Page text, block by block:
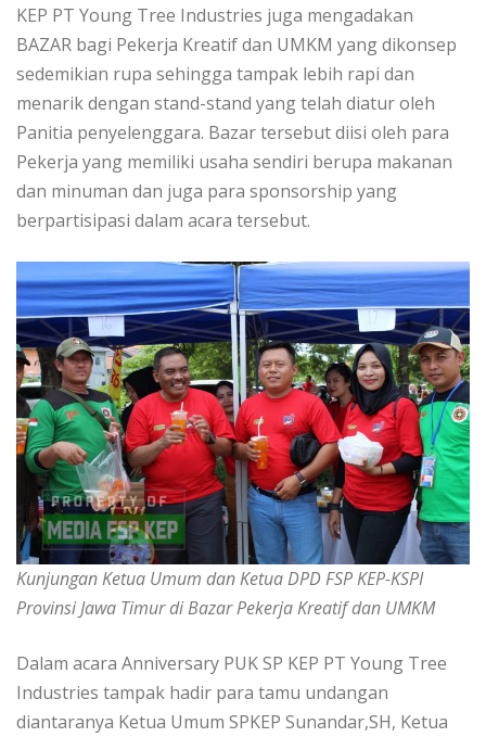
KEP PT Young Tree Industries juga mengadakan
BAZAR bagi Pekerja Kreatif dan UMKM yang dikonsep
sedemikian rupa sehingga tampak lebih rapi dan
menarik dengan stand-stand yang telah diatur oleh
Panitia penyelenggara. Bazar tersebut diisi oleh para
Pekerja yang memiliki usaha sendiri berupa makanan
dan minuman dan juga para sponsorship yang
berpartisipasi dalam acara tersebut.
Kunjungan Ketua Umum dan Ketua DPD FSP KEP-KSPI
Provinsi Jawa Timur di Bazar Pekerja Kreatif dan UMKM
Dalam acara Anniversary PUK SP KEP PT Young Tree
Industries tampak hadir para tamu undangan
diantaranya Ketua Umum SPKEP Sunandar,SH, Ketua